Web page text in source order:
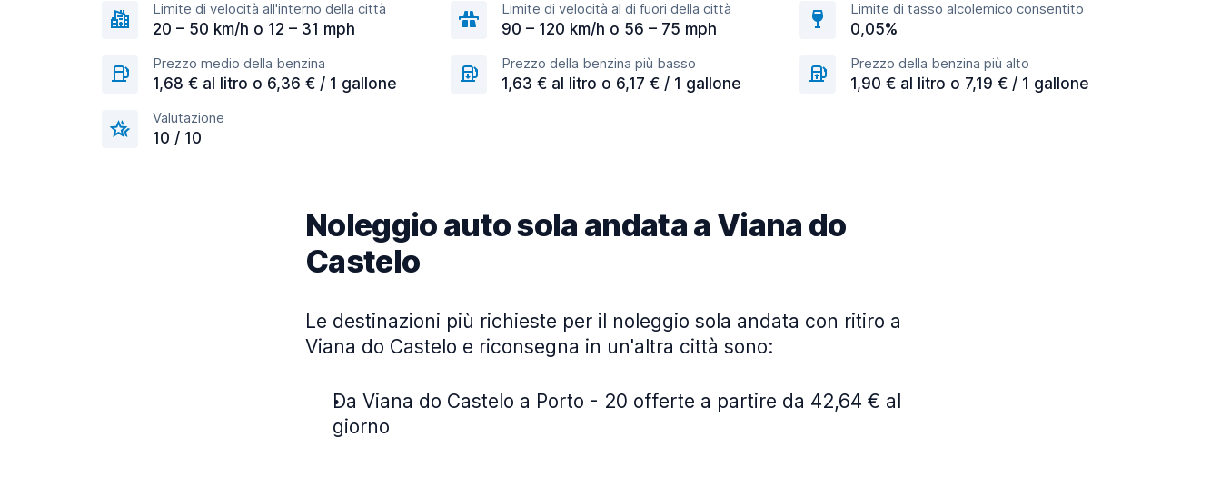
Limite di velocità all'interno della città
20 – 50 km/h o 12 – 31 mph
Limite di velocità al di fuori della città
90 – 120 km/h o 56 – 75 mph
Limite di tasso alcolemico consentito
0,05%
Prezzo medio della benzina
1,68 € al litro o 6,36 € / 1 gallone
Prezzo della benzina più basso
1,63 € al litro o 6,17 € / 1 gallone
Prezzo della benzina più alto
1,90 € al litro o 7,19 € / 1 gallone
Valutazione
10 / 10
Noleggio auto sola andata a Viana do
Castelo
Le destinazioni più richieste per il noleggio sola andata con ritiro a
Viana do Castelo e riconsegna in un'altra città sono:
Da Viana do Castelo a Porto - 20 offerte a partire da 42,64 € al
giorno